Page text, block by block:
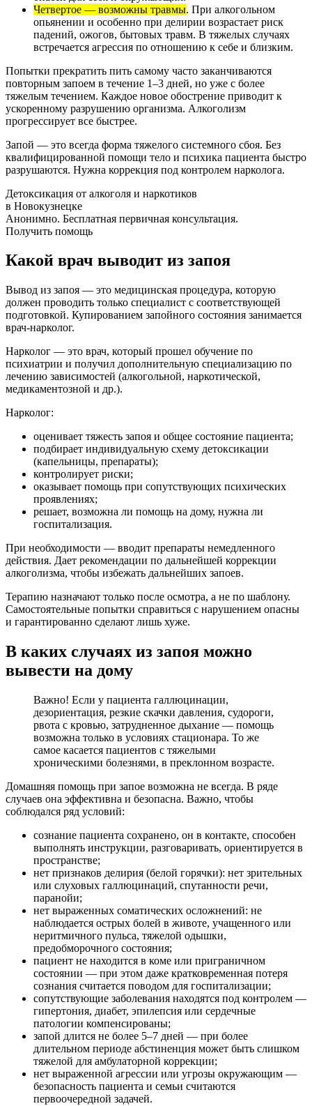
Четвертое — возможны травмы. При алкогольном
опьянении и особенно при делирии возрастает риск
падений, ожогов, бытовых травм. В тяжелых случаях
встречается агрессия по отношению к себе и близким.
Попытки прекратить пить самому часто заканчиваются
повторным запоем в течение 1–3 дней, но уже с более
тяжелым течением. Каждое новое обострение приводит к
ускоренному разрушению организма. Алкоголизм
прогрессирует все быстрее.
Запой — это всегда форма тяжелого системного сбоя. Без
квалифицированной помощи тело и психика пациента быстро
разрушаются. Нужна коррекция под контролем нарколога.
Детоксикация от алкоголя и наркотиков
в Новокузнецке
Анонимно. Бесплатная первичная консультация.
Получить помощь
Какой врач выводит из запоя
Вывод из запоя — это медицинская процедура, которую
должен проводить только специалист с соответствующей
подготовкой. Купированием запойного состояния занимается
врач-нарколог.
Нарколог — это врач, который прошел обучение по
психиатрии и получил дополнительную специализацию по
лечению зависимостей (алкогольной, наркотической,
медикаментозной и др.).
Нарколог:
оценивает тяжесть запоя и общее состояние пациента;
подбирает индивидуальную схему детоксикации
(капельницы, препараты);
контролирует риски;
оказывает помощь при сопутствующих психических
проявлениях;
решает, возможна ли помощь на дому, нужна ли
госпитализация.
При необходимости — вводит препараты немедленного
действия. Дает рекомендации по дальнейшей коррекции
алкоголизма, чтобы избежать дальнейших запоев.
Терапию назначают только после осмотра, а не по шаблону.
Самостоятельные попытки справиться с нарушением опасны
и гарантированно сделают лишь хуже.
В каких случаях из запоя можно
вывести на дому
Важно! Если у пациента галлюцинации,
дезориентация, резкие скачки давления, судороги,
рвота с кровью, затрудненное дыхание — помощь
возможна только в условиях стационара. То же
самое касается пациентов с тяжелыми
хроническими болезнями, в преклонном возрасте.
Домашняя помощь при запое возможна не всегда. В ряде
случаев она эффективна и безопасна. Важно, чтобы
соблюдался ряд условий:
сознание пациента сохранено, он в контакте, способен
выполнять инструкции, разговаривать, ориентируется в
пространстве;
нет признаков делирия (белой горячки): нет зрительных
или слуховых галлюцинаций, спутанности речи,
паранойи;
нет выраженных соматических осложнений: не
наблюдается острых болей в животе, учащенного или
неритмичного пульса, тяжелой одышки,
предобморочного состояния;
пациент не находится в коме или приграничном
состоянии — при этом даже кратковременная потеря
сознания считается поводом для госпитализации;
сопутствующие заболевания находятся под контролем —
гипертония, диабет, эпилепсия или сердечные
патологии компенсированы;
запой длится не более 5–7 дней — при более
длительном периоде абстиненция может быть слишком
тяжелой для амбулаторной коррекции;
нет выраженной агрессии или угрозы окружающим —
безопасность пациента и семьи считаются
первоочередной задачей.